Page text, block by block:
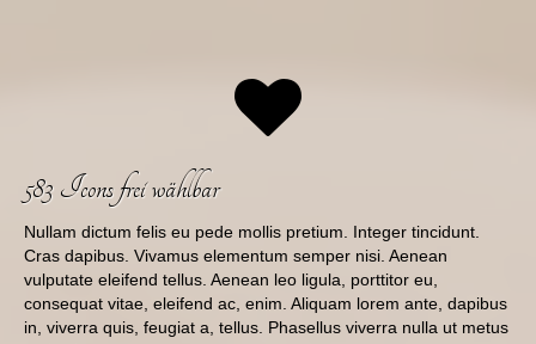
583 Icons frei wählbar
Nullam dictum felis eu pede mollis pretium. Integer tincidunt.
Cras dapibus. Vivamus elementum semper nisi. Aenean
vulputate eleifend tellus. Aenean leo ligula, porttitor eu,
consequat vitae, eleifend ac, enim. Aliquam lorem ante, dapibus
in, viverra quis, feugiat a, tellus. Phasellus viverra nulla ut metus